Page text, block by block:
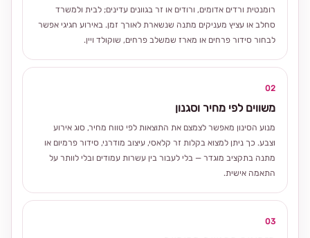
רומנטית ורדים אדומים, ורודים או זר בגוונים עדינים; לבית ולמשרד
סחלב או עציץ מעניקים מתנה שנשארת לאורך זמן. באירוע חגיגי אפשר
לבחור סידור פרחים או מארז שמשלב פרחים, שוקולד ויין.
02
משווים לפי מחיר וסגנון
מנוע הסינון מאפשר לצמצם את התוצאות לפי טווח מחיר, סוג אירוע
וצבע. כך ניתן למצוא בקלות זר קלאסי, עיצוב מודרני, סידור פרמיום או
מתנה בתקציב מוגדר — בלי לעבור בין עשרות עמודים ובלי לוותר על
התאמה אישית.
03